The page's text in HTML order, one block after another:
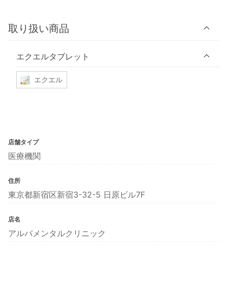
取り扱い商品
エクエルタブレット
エクエル
店舗タイプ
医療機関
住所
東京都新宿区新宿3-32-5 日原ビル7F
店名
アルバメンタルクリニック